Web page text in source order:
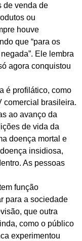
de venda de
ou
houve
que “para os
Ele lembra
agora conquistou
é profilático, como
comercial brasileira.
ao avanço da
de vida da
doença mortal e
insidiosa,
As pessoas
função
para a sociedade
que outra
como o público
experimentou